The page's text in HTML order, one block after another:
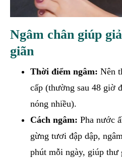
Ngâm chân giúp
giãn
Thời điểm ngâm: Nên
cấp (thường sau 48 giờ
nóng nhiều).
Cách ngâm: Pha nước
gừng tươi đập dập,
phút mỗi ngày, giúp thư